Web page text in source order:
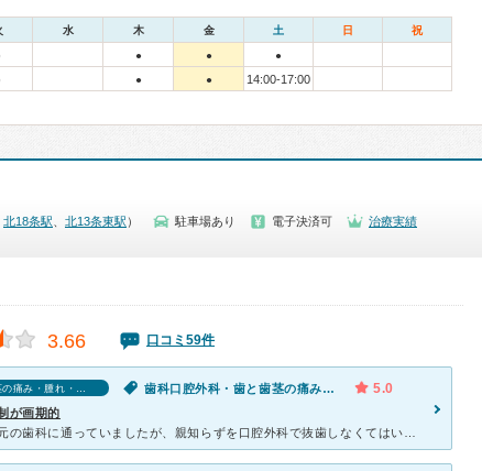
水 木 金 土 日 祝
● ● ●
● ● 14:00-17:00
北18条駅 北13条東駅 ） 駐車場あり 電子決済可
治療実績
3.66 口コミ59件
歯と歯茎の痛み・腫れ・出血の口コミ 歯科口腔外科・歯と歯茎の痛み・腫れ・出血 5.0
が画期的